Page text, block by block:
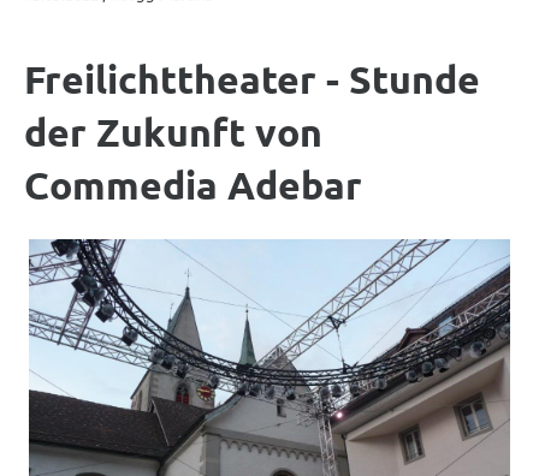
Freilichttheater - Stunde
der Zukunft von
Commedia Adebar